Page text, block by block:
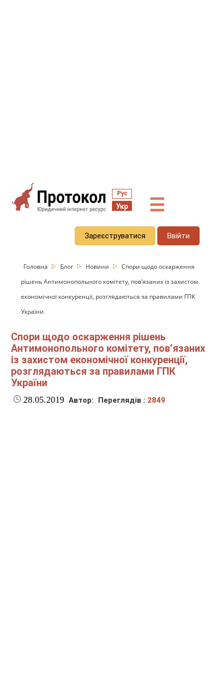
Рус
Укр ☰
Зареєструватися Ввійти
Головна Блог Новини
Спори щодо оскарження
рішень Антимонопольного комітету, пов’язаних із захистом
економічної конкуренції, розглядаються за правилами ГПК
України
Спори щодо оскарження рішень
Антимонопольного комітету, пов’язаних
із захистом економічної конкуренції,
розглядаються за правилами ГПК
України
28.05.2019 Автор: Переглядів : 2849